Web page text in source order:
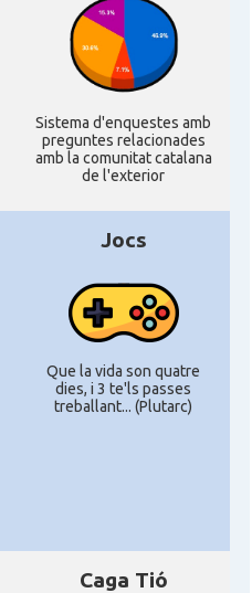
Sistema d'enquestes amb
preguntes relacionades
amb la comunitat catalana
de l'exterior
Jocs
Que la vida son quatre
dies, i 3 te'ls passes
treballant... (Plutarc)
Caga Tió